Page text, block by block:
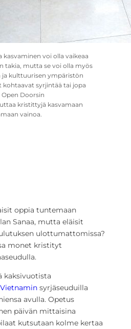
kasvaminen voi olla vaikeaa
takia, mutta se voi olla myös
ja kulttuurisen ympäristön
syrjintää tai jopa
Doorsin
kristittyjä kasvamaan
vainoa.
oppia tuntemaan
Sanaa, mutta eläisit
ulottumattomissa?
monet kristityt
kaksivuotista
Vietnamin syrjäseuduilla
avulla. Opetus
päivän mittaisina
kutsutaan kolme kertaa